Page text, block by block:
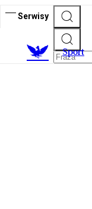
Serwisy
Sport